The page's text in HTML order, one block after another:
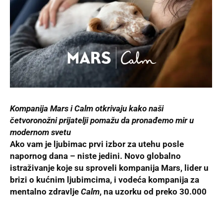
Kompanija Mars i Calm otkrivaju kako naši
četvoronožni prijatelji pomažu da pronađemo mir u
modernom svetu
Ako vam je ljubimac prvi izbor za utehu posle
napornog dana – niste jedini. Novo globalno
istraživanje koje su sproveli kompanija Mars, lider u
brizi o kućnim ljubimcima, i vodeća kompanija za
mentalno zdravlje Calm, na uzorku od preko 30.000